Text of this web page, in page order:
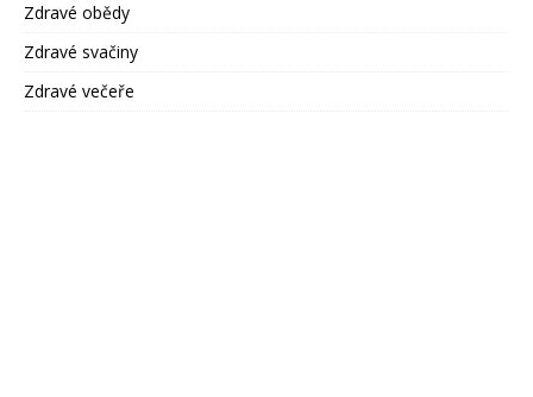
Zdravé obědy
Zdravé svačiny
Zdravé večeře